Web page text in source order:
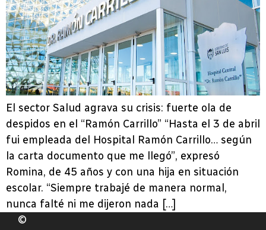
El sector Salud agrava su crisis: fuerte ola de
despidos en el “Ramón Carrillo” “Hasta el 3 de abril
fui empleada del Hospital Ramón Carrillo… según
la carta documento que me llegó”, expresó
Romina, de 45 años y con una hija en situación
escolar. “Siempre trabajé de manera normal,
nunca falté ni me dijeron nada […]
©